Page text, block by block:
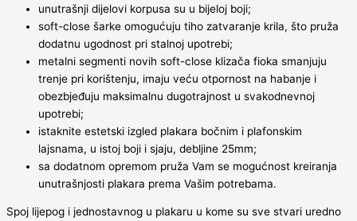
unutrašnji dijelovi korpusa su u bijeloj boji;
soft-close šarke omogućuju tiho zatvaranje krila, što pruža
dodatnu ugodnost pri stalnoj upotrebi;
metalni segmenti novih soft-close klizača fioka smanjuju
trenje pri korištenju, imaju veću otpornost na habanje i
obezbjeđuju maksimalnu dugotrajnost u svakodnevnoj
upotrebi;
istaknite estetski izgled plakara bočnim i plafonskim
lajsnama, u istoj boji i sjaju, debljine 25mm;
sa dodatnom opremom pruža Vam se mogućnost kreiranja
unutrašnjosti plakara prema Vašim potrebama.
Spoj lijepog i jednostavnog u plakaru u kome su sve stvari uredno